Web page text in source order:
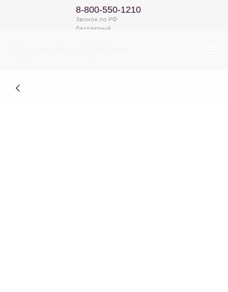
8-800-550-1210
Звонок по РФ
бесплатный